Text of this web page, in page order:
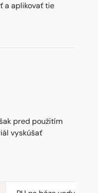
a aplikovať tie
pred použitím
vyskúšať